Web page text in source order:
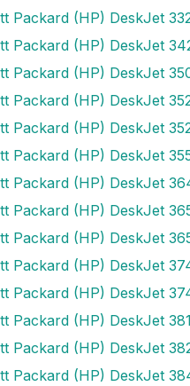
Packard (HP) DeskJet
Packard (HP) DeskJet
Packard (HP) DeskJet
Packard (HP) DeskJet
Packard (HP) DeskJet
Packard (HP) DeskJet
Packard (HP) DeskJet
Packard (HP) DeskJet
Packard (HP) DeskJet
Packard (HP) DeskJet
Packard (HP) DeskJet
Packard (HP) DeskJet
Packard (HP) DeskJet
Packard (HP) DeskJet